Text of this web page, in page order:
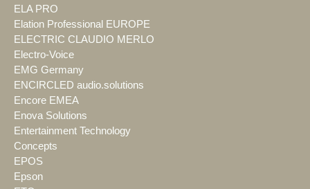
ELA PRO
Elation Professional EUROPE
ELECTRIC CLAUDIO MERLO
Electro-Voice
EMG Germany
ENCIRCLED audio.solutions
Encore EMEA
Enova Solutions
Entertainment Technology
Concepts
EPOS
Epson